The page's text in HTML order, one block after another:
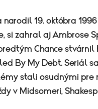
narodil 19. októbra
si zahral aj Ambrose
Chance
By My Debt. Seriál
stali osudnými
v Midsomeri,